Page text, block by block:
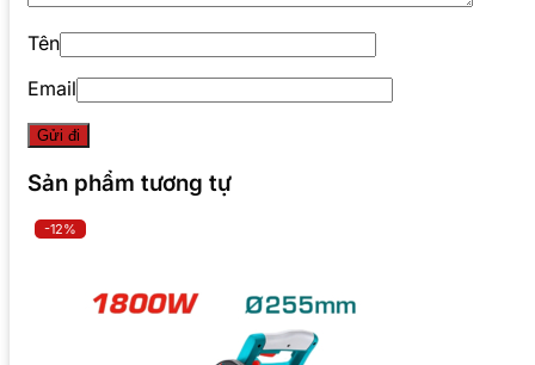
Tên
Email
Sản phẩm tương tự
-12%